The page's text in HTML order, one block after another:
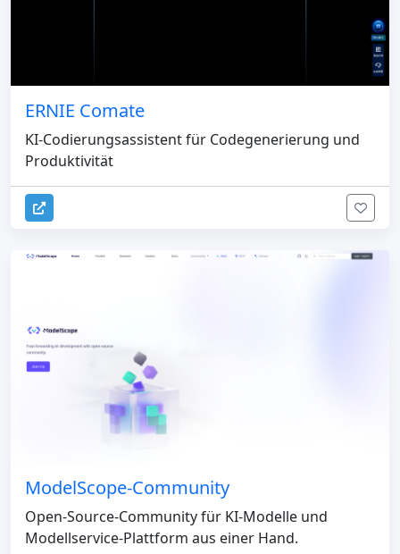
ERNIE Comate
KI-Codierungsassistent für Codegenerierung und
Produktivität
ModelScope-Community
Open-Source-Community für KI-Modelle und
Modellservice-Plattform aus einer Hand.